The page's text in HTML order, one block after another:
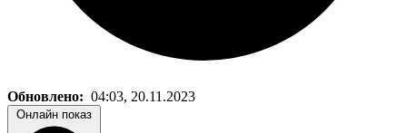
Обновлено: 04:03, 20.11.2023
Онлайн показ